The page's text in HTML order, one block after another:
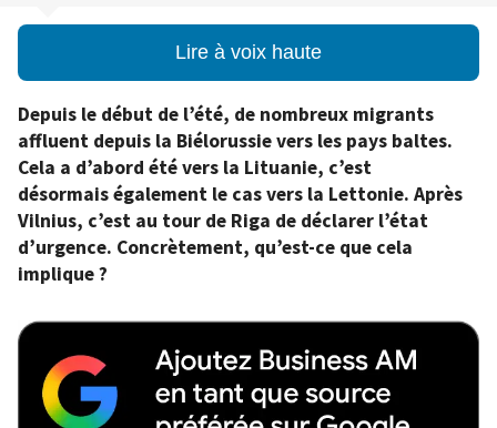
Lire à voix haute
Depuis le début de l’été, de nombreux migrants
affluent depuis la Biélorussie vers les pays baltes.
Cela a d’abord été vers la Lituanie, c’est
désormais également le cas vers la Lettonie. Après
Vilnius, c’est au tour de Riga de déclarer l’état
d’urgence. Concrètement, qu’est-ce que cela
implique ?